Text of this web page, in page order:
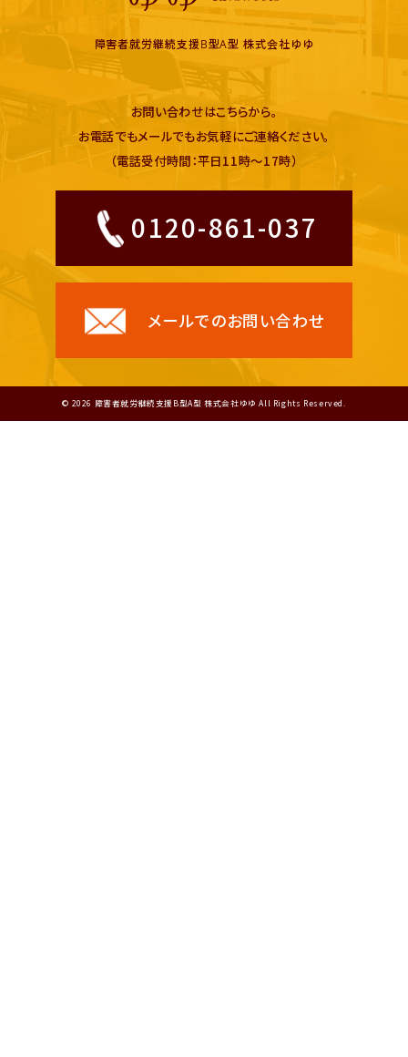
障害者就労継続支援B型A型 株式会社ゆゆ
お問い合わせはこちらから。
お電話でもメールでもお気軽にご連絡ください。
（電話受付時間：平日11時〜17時）
0120-861-037
メールでのお問い合わせ
© 2026 障害者就労継続支援B型A型 株式会社ゆゆ All Rights Reserved.